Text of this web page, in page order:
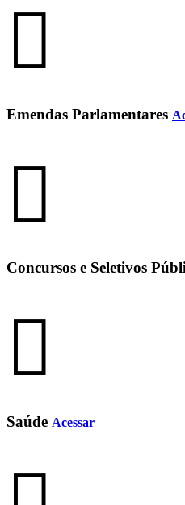
Emendas Parlamentares
Concursos e Seletivos
Saúde Acessar